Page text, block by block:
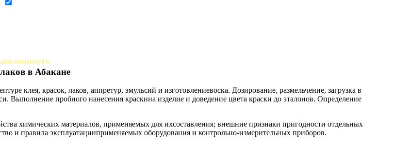
в Абакане
клея, красок, лаков, аппретур, эмульсий и изготовлениевоска. Дозирование, размельчение, загрузка в
Выполнение пробного нанесения краскина изделие и доведение цвета краски до эталонов. Определение
химических материалов, применяемых для ихсоставления; внешние признаки пригодности отдельных
и правила эксплуатацииприменяемых оборудования и контрольно-измерительных приборов.